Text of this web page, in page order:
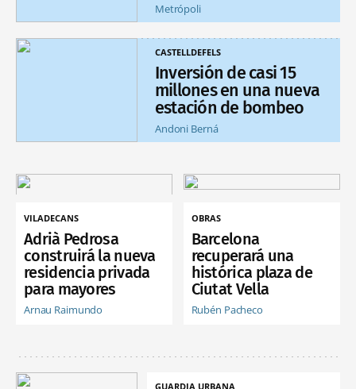
Metrópoli
CASTELLDEFELS
Inversión de casi 15
millones en una nueva
estación de bombeo
Andoni Berná
VILADECANS
Adrià Pedrosa
construirá la nueva
residencia privada
para mayores
Arnau Raimundo
OBRAS
Barcelona
recuperará una
histórica plaza de
Ciutat Vella
Rubén Pacheco
GUARDIA URBANA